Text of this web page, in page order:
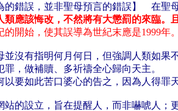
的錯誤，並非聖母預言的錯誤】 在聖
類應該悔改，不然將有大懲罰的來臨。
的開始，使其誤導為世紀末應是1999年
並沒有指明何月何日，但強調人類如
罪，做補贖、多祈禱全心歸向天主。
以要如此苦口婆心的告之，因為人得罪
站的設立，旨在提醒人，而非嚇唬人